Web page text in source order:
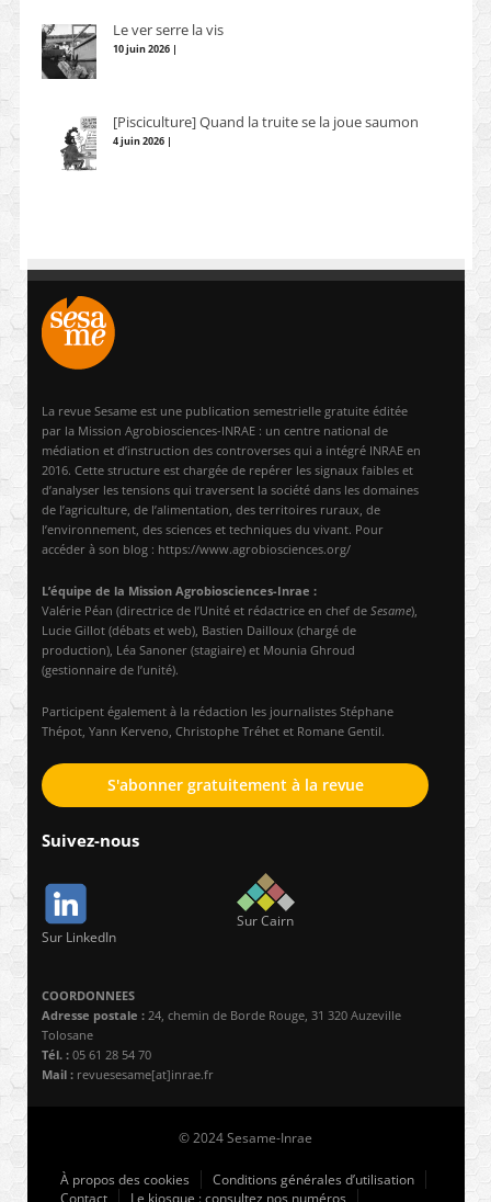
Le ver serre la vis
10 juin 2026 |
[Pisciculture] Quand la truite se la joue saumon
4 juin 2026 |
La revue Sesame est une publication semestrielle gratuite éditée
par la Mission Agrobiosciences-INRAE : un centre national de
médiation et d’instruction des controverses qui a intégré INRAE en
2016. Cette structure est chargée de repérer les signaux faibles et
d’analyser les tensions qui traversent la société dans les domaines
de l’agriculture, de l’alimentation, des territoires ruraux, de
l’environnement, des sciences et techniques du vivant. Pour
accéder à son blog : https://www.agrobiosciences.org/
L’équipe de la Mission Agrobiosciences-Inrae :
Valérie Péan (directrice de l’Unité et rédactrice en chef de Sesame),
Lucie Gillot (débats et web), Bastien Dailloux (chargé de
production), Léa Sanoner (stagiaire) et Mounia Ghroud
(gestionnaire de l’unité).
Participent également à la rédaction les journalistes Stéphane
Thépot, Yann Kerveno, Christophe Tréhet et Romane Gentil.
S'abonner gratuitement à la revue
Suivez-nous
Sur LinkedIn
Sur Cairn
COORDONNEES
Adresse postale : 24, chemin de Borde Rouge, 31 320 Auzeville
Tolosane
Tél. : 05 61 28 54 70
Mail : revuesesame[at]inrae.fr
© 2024 Sesame-Inrae
À propos des cookies
Conditions générales d’utilisation
Contact
Le kiosque : consultez nos numéros